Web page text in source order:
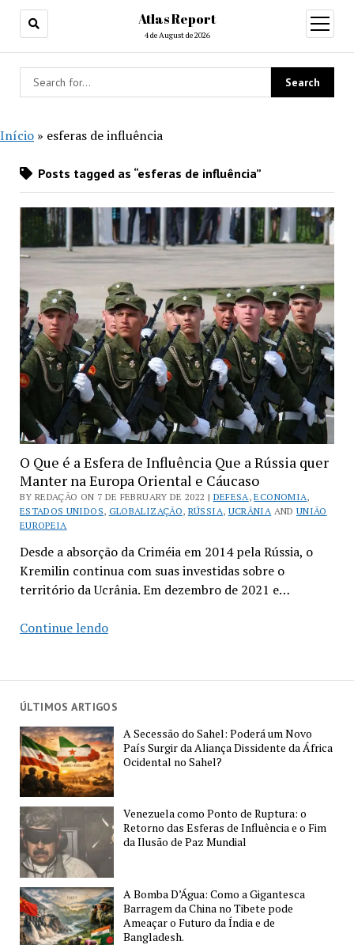
Atlas Report
4 de August de 2026
open
menu
Início » esferas de influência
Posts tagged as “esferas de influência”
O Que é a Esfera de Influência Que a Rússia quer
Manter na Europa Oriental e Cáucaso
BY REDAÇÃO ON 7 DE FEBRUARY DE 2022 | DEFESA ,ECONOMIA,
ESTADOS UNIDOS, GLOBALIZAÇÃO, RÚSSIA, UCRÂNIA AND UNIÃO
EUROPEIA
Desde a absorção da Criméia em 2014 pela Rússia, o
Kremilin continua com suas investidas sobre o
território da Ucrânia. Em dezembro de 2021 e…
Continue lendoO
a
Esfera
Influência
Que
a
Rússia
quer
Manter
na
Europa
Oriental
e
Cáucaso
ÚLTIMOS ARTIGOS
A Secessão do Sahel: Poderá um Novo
País Surgir da Aliança Dissidente da África
Ocidental no Sahel?
Venezuela como Ponto de Ruptura: o
Retorno das Esferas de Influência e o Fim
da Ilusão de Paz Mundial
A Bomba D’Água: Como a Gigantesca
Barragem da China no Tibete pode
Ameaçar o Futuro da Índia e de
Bangladesh.